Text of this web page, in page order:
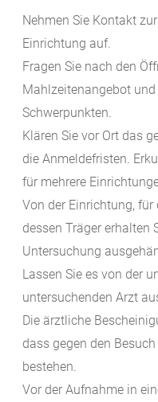
Nehmen Sie Kontakt
Einrichtung auf.
Fragen Sie nach den
Mahlzeitenangebot
Schwerpunkten.
Klären Sie vor Ort das
die Anmeldefristen.
für mehrere
Von der Einrichtung, für
dessen Träger erhalten
Untersuchung
Lassen Sie es von der
untersuchenden Arzt
Die ärztliche
dass gegen den
bestehen.
Vor der Aufnahme in